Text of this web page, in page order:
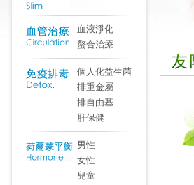
血液淨化
螯合治療
個人化益生菌
排重金屬
排自由基
肝保健
男性
女性
兒童